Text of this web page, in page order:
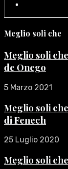
Meglio soli che
Meglio soli
de Onego
5 Marzo 2021
Meglio soli
di Fenech
25 Luglio 2020
Meglio soli